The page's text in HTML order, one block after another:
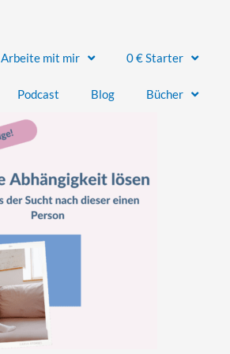
Arbeite mit mir 0 € Starter
Podcast Blog Bücher